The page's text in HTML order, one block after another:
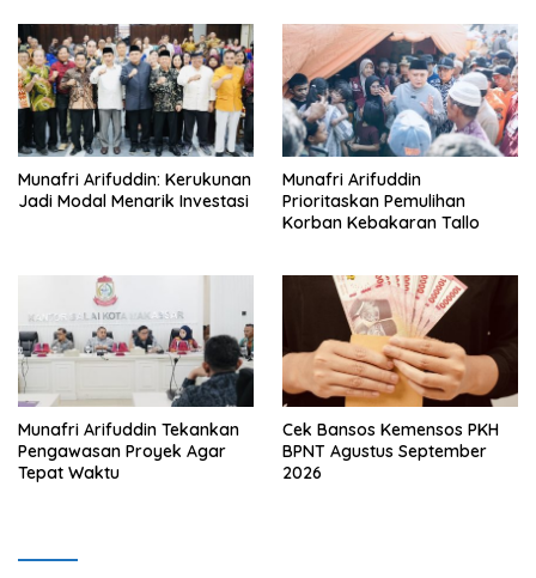
Munafri Arifuddin: Kerukunan
Jadi Modal Menarik Investasi
Munafri Arifuddin
Prioritaskan Pemulihan
Korban Kebakaran Tallo
Munafri Arifuddin Tekankan
Pengawasan Proyek Agar
Tepat Waktu
Cek Bansos Kemensos PKH
BPNT Agustus September
2026